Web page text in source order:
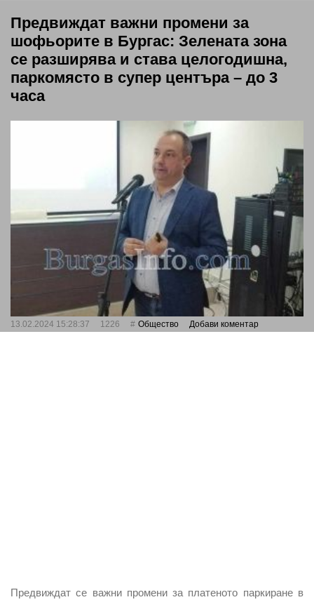
Предвиждат важни промени за
шофьорите в Бургас: Зелената зона
се разширява и става целогодишна,
паркомясто в супер центъра – до 3
часа
13.02.2024 15:28:37 1226 Общество Добави коментар
Предвиждат се важни промени за платеното паркиране в